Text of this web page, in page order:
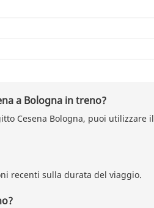
a Bologna in treno?
Cesena Bologna, puoi utilizzare il
recenti sulla durata del viaggio.